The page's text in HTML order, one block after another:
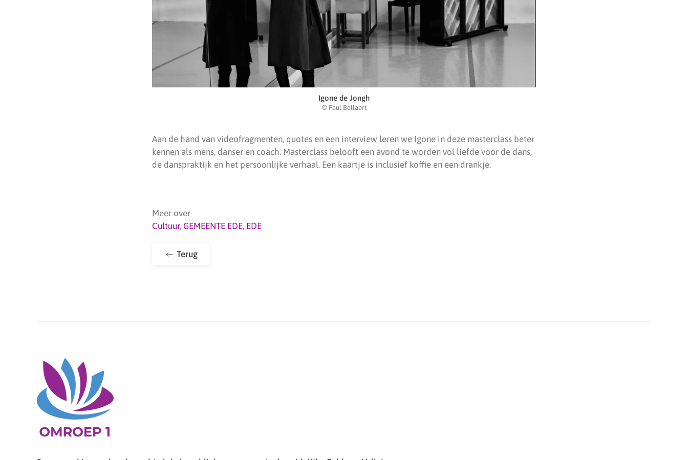
Igone de Jongh
© Paul Bellaart
Aan de hand van videofragmenten, quotes en een interview leren we Igone in deze masterclass beter
kennen als mens, danser en coach. Masterclass belooft een avond te worden vol liefde voor de dans,
de danspraktijk en het persoonlijke verhaal. Een kaartje is inclusief koffie en een drankje.
Meer over
Cultuur, GEMEENTE EDE, EDE
Terug